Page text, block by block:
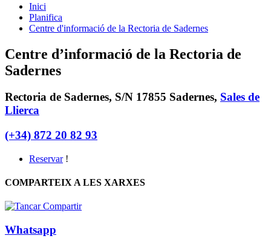
Inici
Planifica
Centre d'informació de la Rectoria de Sadernes
Centre d’informació de la Rectoria de
Sadernes
Rectoria de Sadernes, S/N 17855 Sadernes, Sales de
Llierca
(+34) 872 20 82 93
Reservar !
COMPARTEIX A LES XARXES
Whatsapp